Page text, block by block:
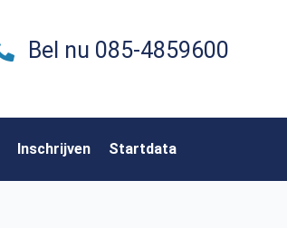
Bel nu 085-4859600
Inschrijven Startdata